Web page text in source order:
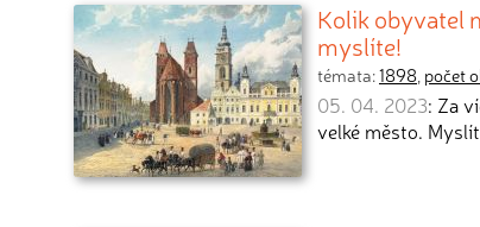
Kolik obyvatel
myslíte!
témata:1898, počet
05. 04. 2023: Za
velké město.